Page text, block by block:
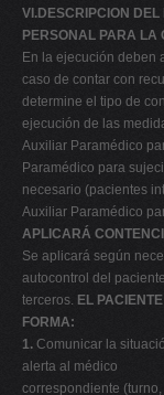
VI.DESCRIPCION DEL
PERSONAL PARA LA
En la ejecución deben
caso de contar con
determine el tipo de
ejecución de las
Auxiliar Paramédico
Paramédico para
necesario (pacientes
Auxiliar Paramédico
APLICARÁ
Se aplicará según
autocontrol del
terceros. EL
FORMA:
1. Comunicar la
alerta al médico
correspondiente